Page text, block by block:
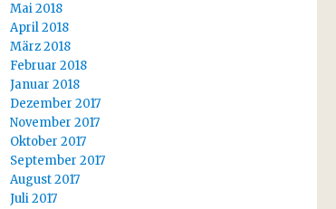
Mai 2018
April 2018
März 2018
Februar 2018
Januar 2018
Dezember 2017
November 2017
Oktober 2017
September 2017
August 2017
Juli 2017